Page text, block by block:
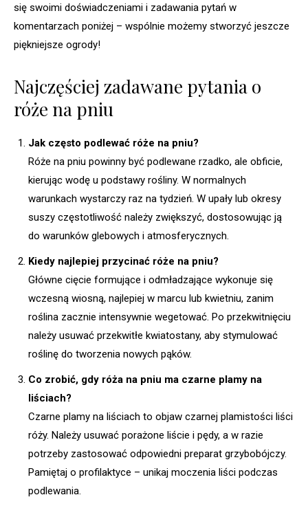
się swoimi doświadczeniami i zadawania pytań w
komentarzach poniżej – wspólnie możemy stworzyć jeszcze
piękniejsze ogrody!
Najczęściej zadawane pytania o
róże na pniu
Jak często podlewać róże na pniu?
Róże na pniu powinny być podlewane rzadko, ale obficie,
kierując wodę u podstawy rośliny. W normalnych
warunkach wystarczy raz na tydzień. W upały lub okresy
suszy częstotliwość należy zwiększyć, dostosowując ją
do warunków glebowych i atmosferycznych.
Kiedy najlepiej przycinać róże na pniu?
Główne cięcie formujące i odmładzające wykonuje się
wczesną wiosną, najlepiej w marcu lub kwietniu, zanim
roślina zacznie intensywnie wegetować. Po przekwitnięciu
należy usuwać przekwitłe kwiatostany, aby stymulować
roślinę do tworzenia nowych pąków.
Co zrobić, gdy róża na pniu ma czarne plamy na
liściach?
Czarne plamy na liściach to objaw czarnej plamistości liści
róży. Należy usuwać porażone liście i pędy, a w razie
potrzeby zastosować odpowiedni preparat grzybobójczy.
Pamiętaj o profilaktyce – unikaj moczenia liści podczas
podlewania.